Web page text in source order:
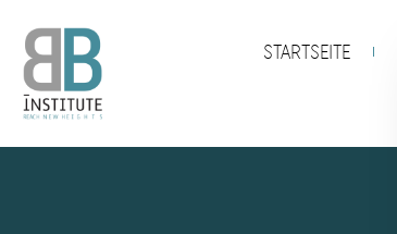
STARTSEITE